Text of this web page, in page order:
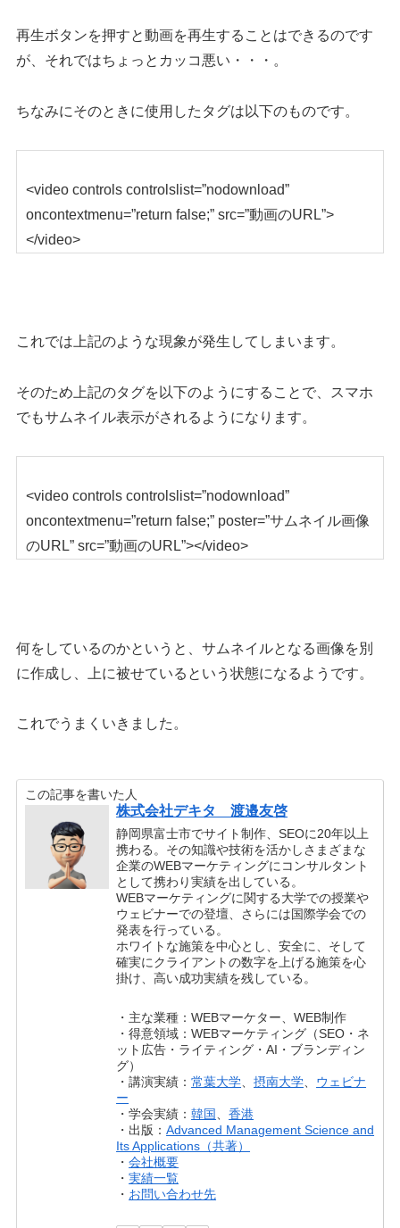
再生ボタンを押すと動画を再生することはできるのです
が、それではちょっとカッコ悪い・・・。
ちなみにそのときに使用したタグは以下のものです。
<video controls controlslist=”nodownload”
oncontextmenu=”return false;” src=”動画のURL”>
</video>
これでは上記のような現象が発生してしまいます。
そのため上記のタグを以下のようにすることで、スマホ
でもサムネイル表示がされるようになります。
<video controls controlslist=”nodownload”
oncontextmenu=”return false;” poster=”サムネイル画像
のURL” src=”動画のURL”></video>
何をしているのかというと、サムネイルとなる画像を別
に作成し、上に被せているという状態になるようです。
これでうまくいきました。
この記事を書いた人
株式会社デキタ 渡邉友啓
静岡県富士市でサイト制作、SEOに20年以上
携わる。その知識や技術を活かしさまざまな
企業のWEBマーケティングにコンサルタント
として携わり実績を出している。
WEBマーケティングに関する大学での授業や
ウェビナーでの登壇、さらには国際学会での
発表を行っている。
ホワイトな施策を中心とし、安全に、そして
確実にクライアントの数字を上げる施策を心
掛け、高い成功実績を残している。
・主な業種：WEBマーケター、WEB制作
・得意領域：WEBマーケティング（SEO・ネ
ット広告・ライティング・AI・ブランディン
グ）
・講演実績：常葉大学、摂南大学、 ウェビナ
ー
・学会実績：韓国、香港
・出版：Advanced Management Science and
Its Applications（共著）
・会社概要
・実績一覧
・ お問い合わせ先